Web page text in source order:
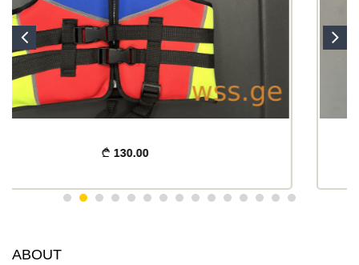
ABOUT